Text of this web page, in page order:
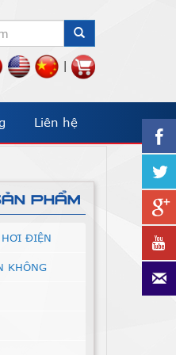
|
Liên hệ
PHẨM
ĐIỆN
KHÔNG